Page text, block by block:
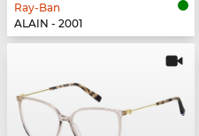
Ray-Ban
ALAIN - 2001